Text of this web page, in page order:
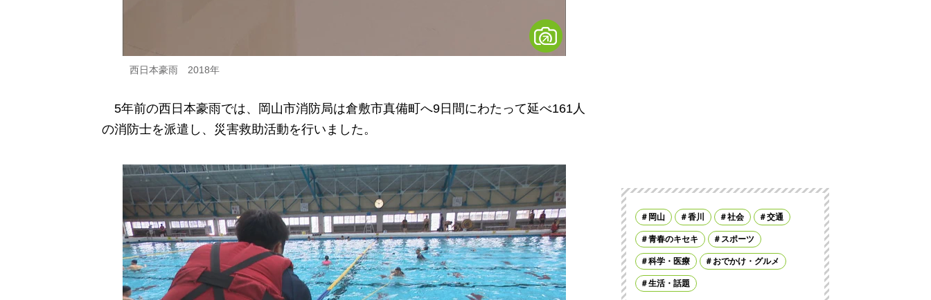
西日本豪雨 2018年
5年前の西日本豪雨では、岡山市消防局は倉敷市真備町へ9日間にわたって延べ161人
の消防士を派遣し、災害救助活動を行いました。
岡山 香川 社会 交通
青春のキセキ スポーツ
科学・医療 おでかけ・グルメ
生活・話題